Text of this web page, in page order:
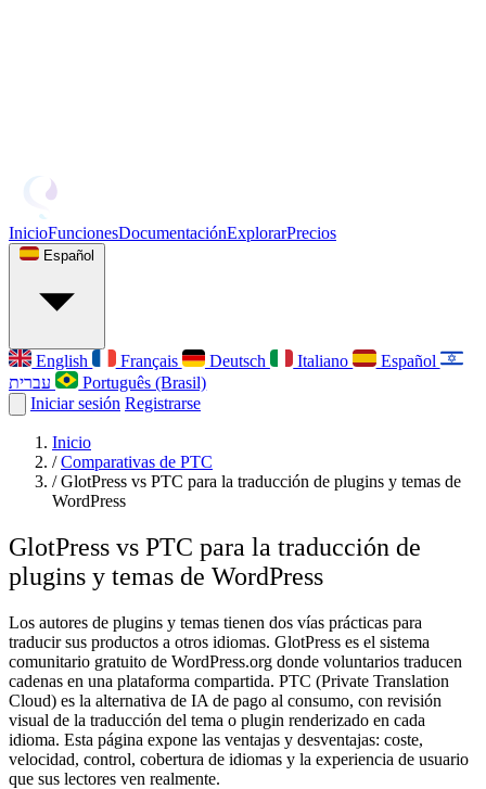
InicioFuncionesDocumentaciónExplorarPrecios
Español
English Français Deutsch Italiano
Español
Português (Brasil)
Iniciar sesión Registrarse
Inicio
/ Comparativas de PTC
/ GlotPress vs PTC para la traducción de plugins y temas de
WordPress
GlotPress vs PTC para la traducción de
plugins y temas de WordPress
Los autores de plugins y temas tienen dos vías prácticas para
traducir sus productos a otros idiomas. GlotPress es el sistema
comunitario gratuito de WordPress.org donde voluntarios traducen
cadenas en una plataforma compartida. PTC (Private Translation
Cloud) es la alternativa de IA de pago al consumo, con revisión
visual de la traducción del tema o plugin renderizado en cada
idioma. Esta página expone las ventajas y desventajas: coste,
velocidad, control, cobertura de idiomas y la experiencia de usuario
que sus lectores ven realmente.